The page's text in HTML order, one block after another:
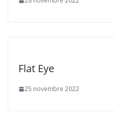
Flat Eye
25 novembre 2022